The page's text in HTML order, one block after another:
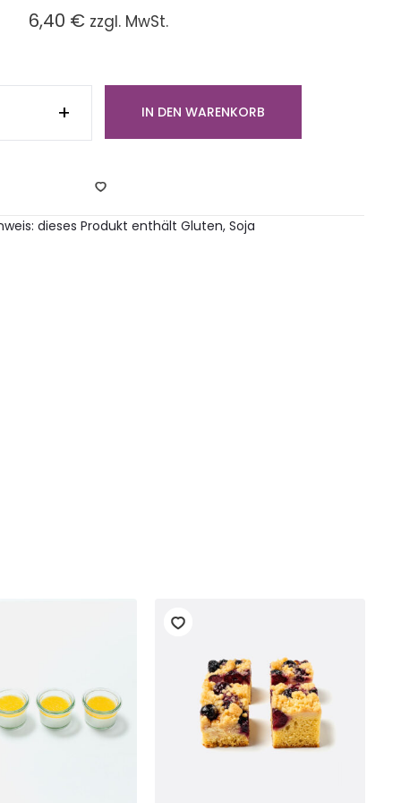
6,40 € zzgl. MwSt.
+ IN DEN WARENKORB
dieses Produkt enthält Gluten, Soja